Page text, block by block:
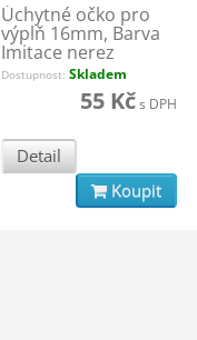
Úchytné očko pro
výplň 16mm, Barva
Imitace nerez
Dostupnost:Skladem
55 Kčs DPH
Detail
Koupit